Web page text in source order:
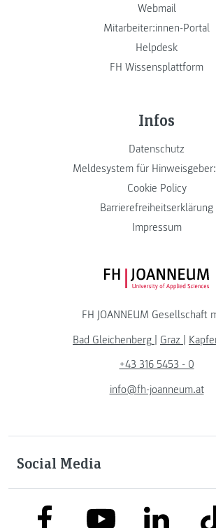
Webmail
Mitarbeiter:innen-Portal
Helpdesk
FH Wissensplattform
Infos
Datenschutz
Meldesystem für
Cookie Policy
Barrierefreiheitserklärung
Impressum
FH JOANNEUM Gesellschaft
Bad Gleichenberg | Graz |
+43 316 5453 - 0
info@fh-joanneum.at
Social Media
link to facebooklink to youtubelink to